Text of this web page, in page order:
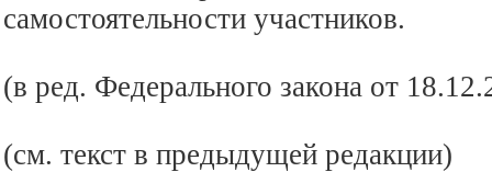
самостоятельности участников.
(в ред. Федерального закона от
(см. текст в предыдущей редакции)